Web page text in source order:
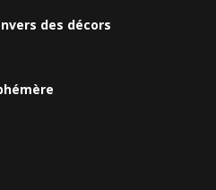
des décors